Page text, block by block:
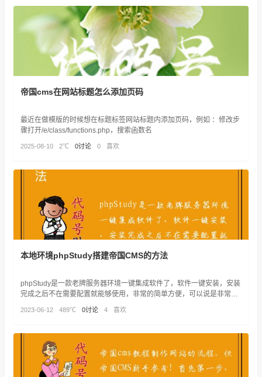
帝国cms在网站标题怎么添加页码
最近在做模版的时候想在标题标签网站标题内添加页码，例如 ：修改步
骤打开/e/class/functions.php，搜索函数名
2025-08-10 2℃ 0讨论 0 喜欢
本地环境phpStudy搭建帝国CMS的方法
phpStudy是一款老牌服务器环境一键集成软件了，软件一键安装，安装
完成之后不在需要配置就能够使用，非常的简单方便，可以说是非常好
2023-06-12 489℃ 0讨论 4 喜欢